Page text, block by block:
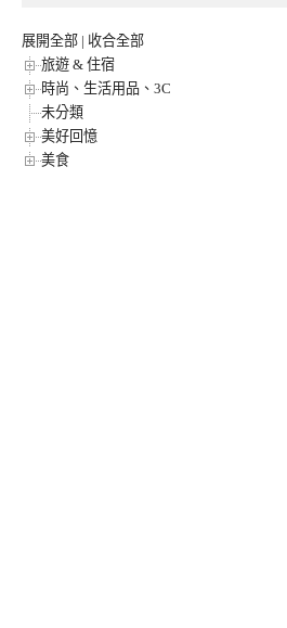
展開全部 | 收合全部
旅遊 & 住宿
時尚、生活用品、3C
未分類
美好回憶
美食